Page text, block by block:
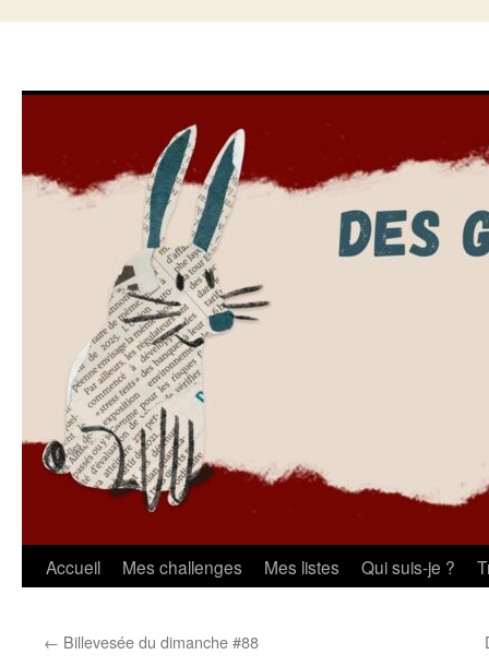
Aller
contenu
Accueil Mes challenges Mes listes Qui suis-je ?
← Billevesée du dimanche #88